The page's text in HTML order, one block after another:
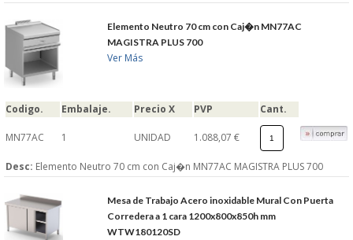
Elemento Neutro 70 cm con Caj�n MN77AC
MAGISTRA PLUS 700
Ver Más
Codigo. Embalaje. Precio X PVP Cant.
MN77AC 1 UNIDAD 1.088,07 €
Desc: Elemento Neutro 70 cm con Caj�n MN77AC MAGISTRA PLUS 700
Mesa de Trabajo Acero inoxidable Mural Con Puerta
Corredera a 1 cara 1200x800x850h mm
WTW180120SD